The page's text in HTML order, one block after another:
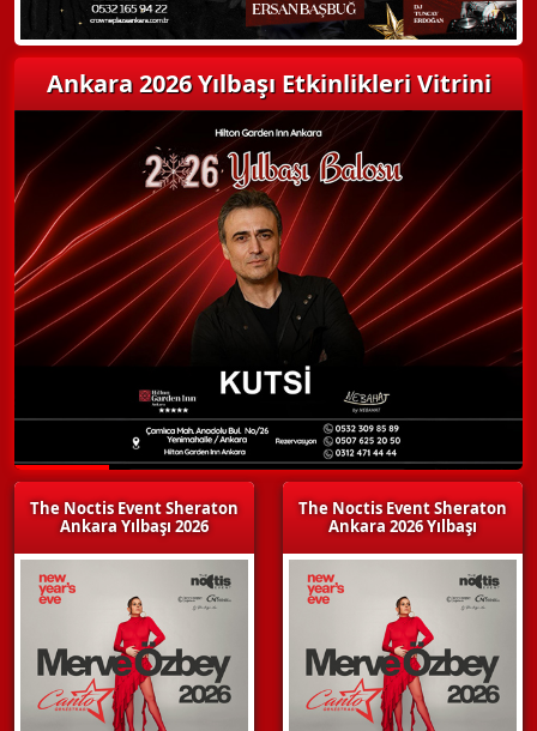
Ankara 2026 Yılbaşı Etkinlikleri Vitrini
The Noctis Event Sheraton
Ankara Yılbaşı 2026
The Noctis Event Sheraton
Ankara 2026 Yılbaşı